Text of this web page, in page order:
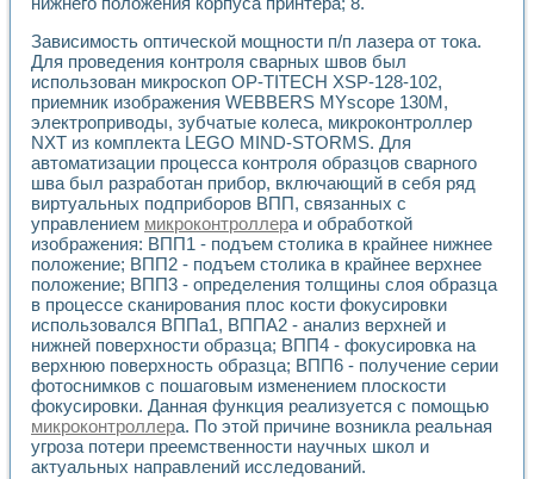
Зависимость оптической мощности п/п лазера от тока.
Для проведения контроля сварных швов был
использован микроскоп ОР-TITECH XSP-128-102,
приемник изображения WEBBERS MYscope 130M,
электроприводы, зубчатые колеса, микроконтроллер
NXT из комплекта LEGO MIND-STORMS. Для
автоматизации процесса контроля образцов сварного
шва был разработан прибор, включающий в себя ряд
виртуальных подприборов ВПП, связанных с
управлением микроконтроллера и обработкой
изображения: ВПП1 - подъем столика в крайнее нижнее
положение; ВПП2 - подъем столика в крайнее верхнее
положение; ВПП3 - определения толщины слоя образца
в процессе сканирования плос кости фокусировки
использовался ВППа1, ВППА2 - анализ верхней и
нижней поверхности образца; ВПП4 - фокусировка на
верхнюю поверхность образца; ВПП6 - получение серии
фотоснимков с пошаговым изменением плоскости
фокусировки. Данная функция реализуется с помощью
микроконтроллера. По этой причине возникла реальная
угроза потери преемственности научных школ и
актуальных направлений исследований.